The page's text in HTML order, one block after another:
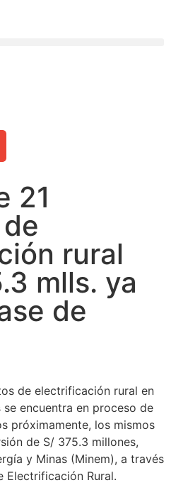
21
rural
mlls. ya
de
de electrificación rural en
encuentra en proceso de
próximamente, los mismos
de S/ 375.3 millones,
y Minas (Minem), a través
Electrificación Rural.